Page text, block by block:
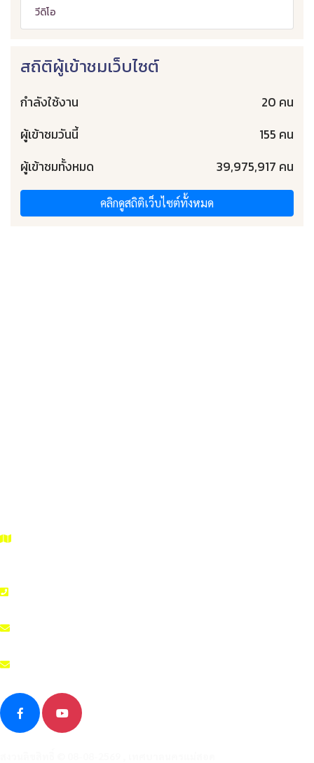
วีดิโอ
สถิติผู้เข้าชมเว็บไซต์
กำลังใช้งาน
20 คน
ผู้เข้าชมวันนี้
155 คน
ผู้เข้าชมทั้งหมด
39,975,917 คน
คลิกดูสถิติเว็บไซต์ทั้งหมด